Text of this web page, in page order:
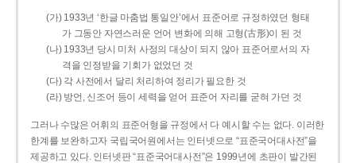
(가) 1933년 ‘한글 마춤법 통일안’에서 표준어로 규정하였던 형태
가 그동안 자연스러운 언어 변화에 의해 고형(古形)이 된 것
(나) 1933년 당시 미처 사정의 대상이 되지 않아 표준어로서의 자
격을 인정받을 기회가 없었던 것
(다) 각 사전에서 달리 처리하여 정리가 필요한 것
(라) 방언, 신조어 등이 세력을 얻어 표준어 자리를 굳혀 가던 것
그러나 수많은 어휘의 표준어형을 규정에서 다 예시할 수는 없다. 이러한
한계를 보완하고자 국립국어원에서는 인터넷으로 “표준국어대사전”을
제공하고 있다. 인터넷판 “표준국어대사전”은 1999년에 초판이 발간된